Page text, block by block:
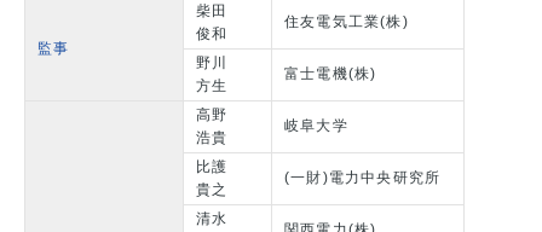
監事
柴田
俊和
住友電気工業(株)
野川
方生
富士電機(株)
高野
浩貴
岐阜大学
比護
貴之
(一財)電力中央研究所
清水